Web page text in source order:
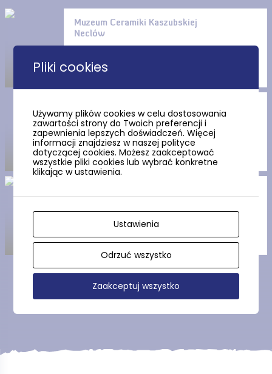
Muzeum Ceramiki Kaszubskiej
Neclów
Pokaż więcej
Pliki cookies
Używamy plików cookies w celu dostosowania
zawartości strony do Twoich preferencji i
zapewnienia lepszych doświadczeń. Więcej
informacji znajdziesz w naszej polityce
dotyczącej cookies. Możesz zaakceptować
wszystkie pliki cookies lub wybrać konkretne
klikając w ustawienia.
Ustawienia
Odrzuć wszystko
Zaakceptuj wszystko